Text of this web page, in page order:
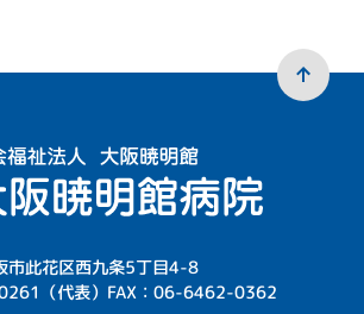
此花区西九条5丁目4-8
（代表）FAX：06-6462-0362